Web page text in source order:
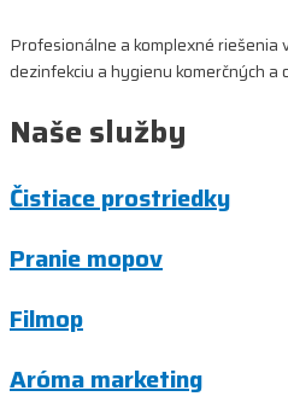
Profesionálne a komplexné
dezinfekciu a hygienu komerčných
Naše služby
Čistiace prostriedky
Pranie mopov
Filmop
Aróma marketing